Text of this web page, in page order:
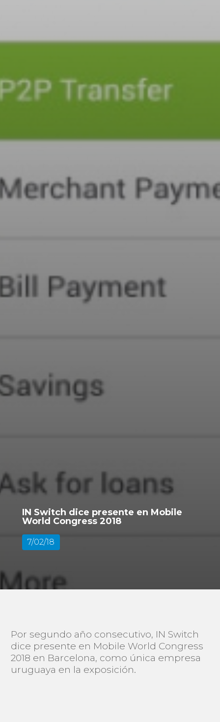
IN Switch dice presente en Mobile
World Congress 2018
7/02/18
Por segundo año consecutivo, IN Switch
dice presente en Mobile World Congress
2018 en Barcelona, como única empresa
uruguaya en la exposición.